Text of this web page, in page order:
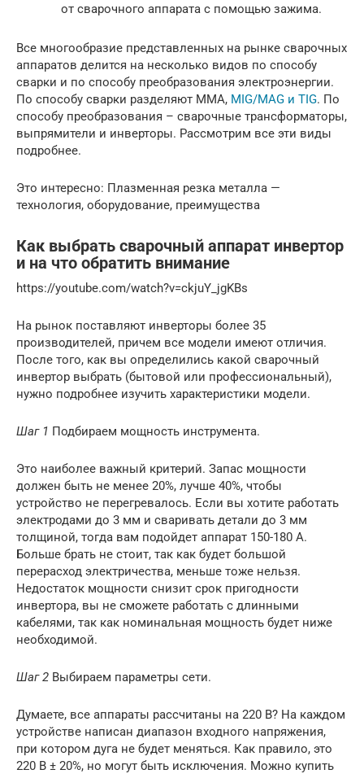
от сварочного аппарата с помощью зажима.
Все многообразие представленных на рынке сварочных
аппаратов делится на несколько видов по способу
сварки и по способу преобразования электроэнергии.
По способу сварки разделяют MMA, MIG/MAG и TIG. По
способу преобразования – сварочные трансформаторы,
выпрямители и инверторы. Рассмотрим все эти виды
подробнее.
Это интересно: Плазменная резка металла —
технология, оборудование, преимущества
Как выбрать сварочный аппарат инвертор
и на что обратить внимание
https://youtube.com/watch?v=ckjuY_jgKBs
На рынок поставляют инверторы более 35
производителей, причем все модели имеют отличия.
После того, как вы определились какой сварочный
инвертор выбрать (бытовой или профессиональный),
нужно подробнее изучить характеристики модели.
Шаг 1 Подбираем мощность инструмента.
Это наиболее важный критерий. Запас мощности
должен быть не менее 20%, лучше 40%, чтобы
устройство не перегревалось. Если вы хотите работать
электродами до 3 мм и сваривать детали до 3 мм
толщиной, тогда вам подойдет аппарат 150-180 А.
Больше брать не стоит, так как будет большой
перерасход электричества, меньше тоже нельзя.
Недостаток мощности снизит срок пригодности
инвертора, вы не сможете работать с длинными
кабелями, так как номинальная мощность будет ниже
необходимой.
Шаг 2 Выбираем параметры сети.
Думаете, все аппараты рассчитаны на 220 В? На каждом
устройстве написан диапазон входного напряжения,
при котором дуга не будет меняться. Как правило, это
220 В ± 20%, но могут быть исключения. Можно купить